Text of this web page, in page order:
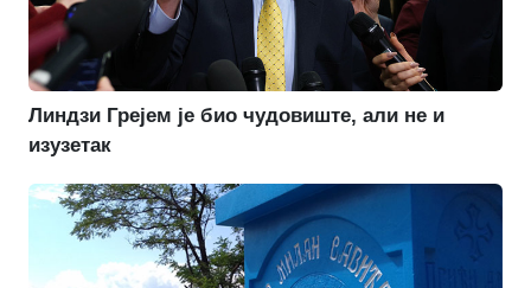
Линдзи Грејем је био чудовиште, али не и
изузетак